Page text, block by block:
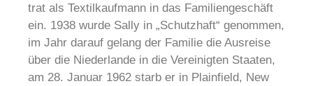
trat als Textilkaufmann in das Familiengeschäft
ein. 1938 wurde Sally in „Schutzhaft“ genommen,
im Jahr darauf gelang der Familie die Ausreise
über die Niederlande in die Vereinigten Staaten,
am 28. Januar 1962 starb er in Plainfield, New